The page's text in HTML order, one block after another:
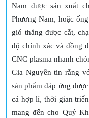
Nam được sản xuất
Phương Nam, hoặc
gió thẳng được cắt,
độ chính xác và đồng
CNC plasma nhanh
Gia Nguyễn tin rằng
sản phẩm đáp ứng
cả hợp lí, thời gian
mang đến cho Quý